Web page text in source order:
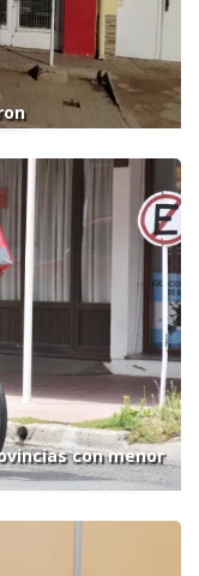
con menor